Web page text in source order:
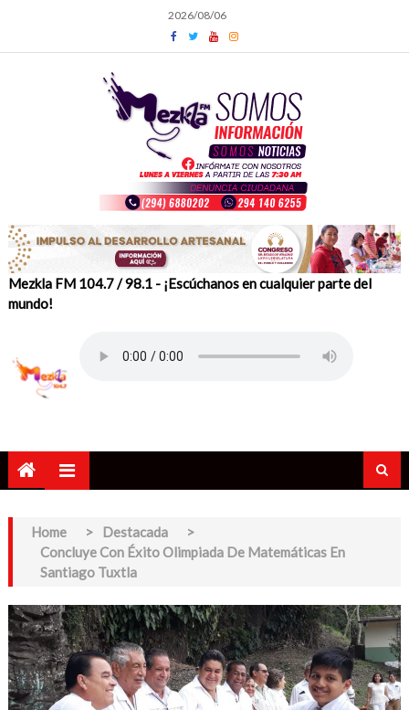
content
2026/08/06
Mezkla FM 104.7 / 98.1 - ¡Escúchanos en cualquier parte del
mundo!
Home > Destacada
>
Concluye Con Éxito Olimpiada De Matemáticas En
Santiago Tuxtla